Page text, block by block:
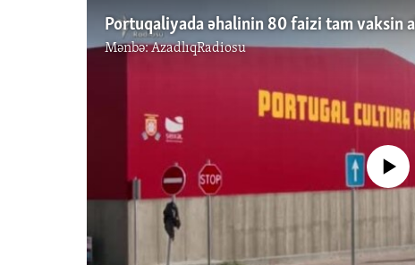
Portuqaliyada əhalinin 80 faizi tam vaksin
Mənbə:AzadlıqRadiosu
No media source